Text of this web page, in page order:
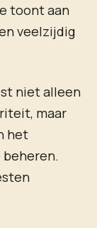
toont aan
veelzijdig
niet alleen
maar
het
beheren.